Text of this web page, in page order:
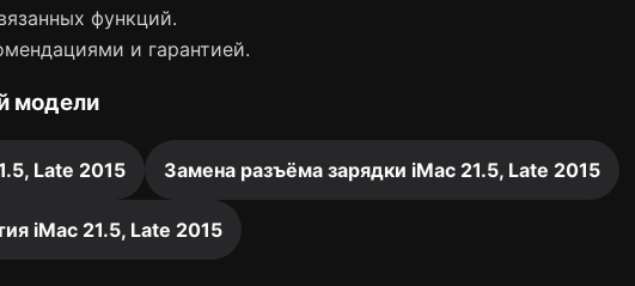
функций.
и гарантией.
модели
Late 2015 Замена разъёма зарядки iMac 21.5, Late 2015
iMac 21.5, Late 2015